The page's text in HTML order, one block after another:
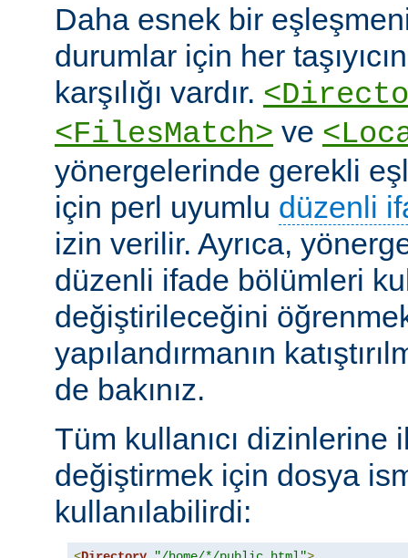
Daha esnek bir
durumlar için her
karşılığı vardır.
<FilesMatch> ve
yönergelerinde gerekli
için perl uyumlu düzenli
izin verilir. Ayrıca,
düzenli ifade bölümleri
değiştirileceğini
yapılandırmanın
de bakınız.
Tüm kullanıcı dizinlerine
değiştirmek için dosya
kullanılabilirdi: